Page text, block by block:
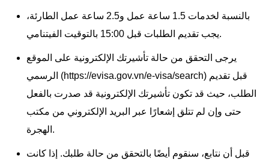
بالنسبة لخدمات 1.5 ساعة عمل و2.5 ساعة عمل الطارئة،
يجب تقديم الطلبات قبل 15:00 بالتوقيت الفيتنامي.
يرجى التحقق من حالة تأشيرتك الإلكترونية على الموقع
الرسمي (https://evisa.gov.vn/e-visa/search) قبل تقديم
الطلب، حيث قد تكون تأشيرتك الإلكترونية قد صدرت بالفعل
حتى وإن لم تتلق إشعارًا عبر البريد الإلكتروني من مكتب
الهجرة.
قبل أن نتابع، سنقوم أيضًا بالتحقق من حالة طلبك. إذا كانت